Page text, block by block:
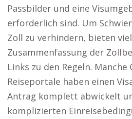
Passbilder und eine
erforderlich sind. Um
Zoll zu verhindern, bieten
Zusammenfassung der
Links zu den Regeln. Manche
Reiseportale haben einen
Antrag komplett abwickelt
komplizierten